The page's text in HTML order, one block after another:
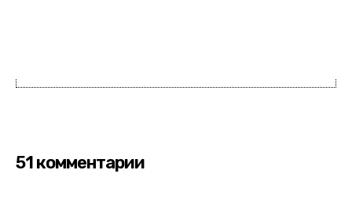
51 комментарии